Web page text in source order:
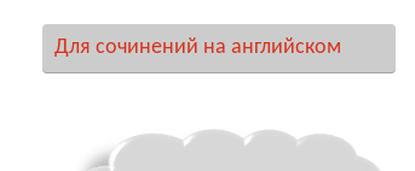
Для сочинений на английском